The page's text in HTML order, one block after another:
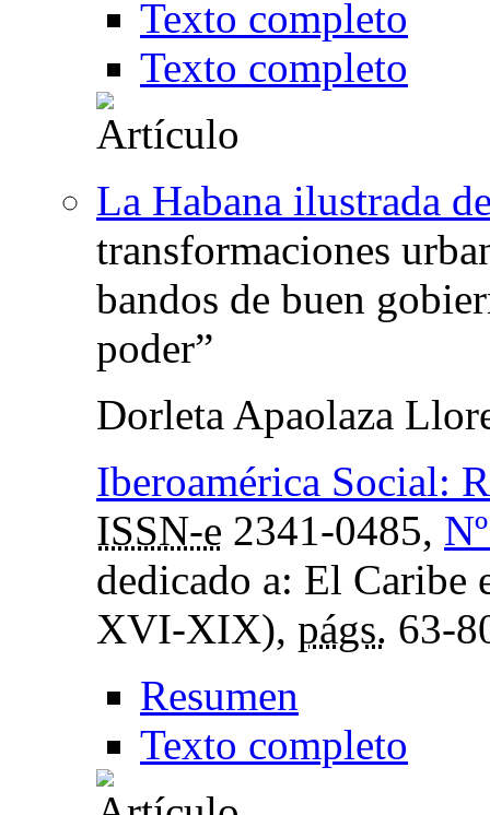
Texto completo
Texto completo
La Habana ilustrada
transformaciones
bandos de buen
poder”
Dorleta Apaolaza
Iberoamérica Social:
ISSN-e 2341-0485,
dedicado a: El Caribe
XVI-XIX), págs. 63-
Resumen
Texto completo